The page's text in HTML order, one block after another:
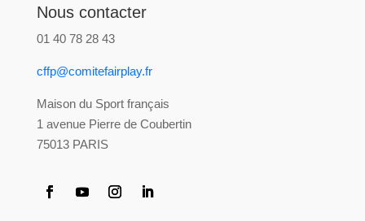
Nous contacter
01 40 78 28 43
cffp@comitefairplay.fr
Maison du Sport français
1 avenue Pierre de Coubertin
75013 PARIS